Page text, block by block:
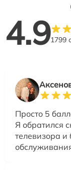
4.91799
Просто 5
Я обратился
телевизора и